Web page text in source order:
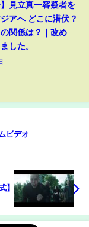
】見立真一容疑者を
アへ どこに潜伏？
関係は？｜改め
した。
ビデオ
】